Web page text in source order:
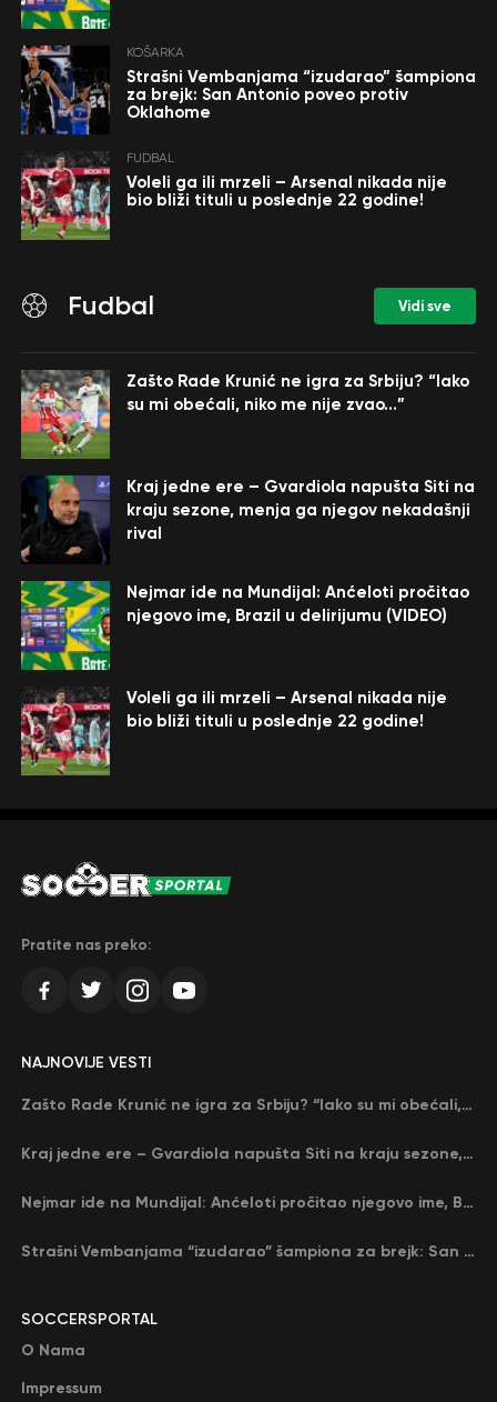
KOŠARKA
Strašni Vembanjama “izudarao” šampiona
za brejk: San Antonio poveo protiv
Oklahome
FUDBAL
Voleli ga ili mrzeli – Arsenal nikada nije
bio bliži tituli u poslednje 22 godine!
Fudbal Vidi sve
Zašto Rade Krunić ne igra za Srbiju? “Iako
su mi obećali, niko me nije zvao…”
Kraj jedne ere – Gvardiola napušta Siti na
kraju sezone, menja ga njegov nekadašnji
rival
Nejmar ide na Mundijal: Anćeloti pročitao
njegovo ime, Brazil u delirijumu (VIDEO)
Voleli ga ili mrzeli – Arsenal nikada nije
bio bliži tituli u poslednje 22 godine!
Pratite nas preko:
SOCCERSPORTAL
O Nama
Impressum
NAJNOVIJE VESTI
Zašto Rade Krunić ne igra za Srbiju? “Iako su mi obećali, niko me nije zvao…”
Kraj jedne ere – Gvardiola napušta Siti na kraju sezone, menja ga njegov nekadašnji rival
Nejmar ide na Mundijal: Anćeloti pročitao njegovo ime, Brazil u delirijumu (VIDEO)
Strašni Vembanjama “izudarao” šampiona za brejk: San Antonio poveo protiv Oklahome